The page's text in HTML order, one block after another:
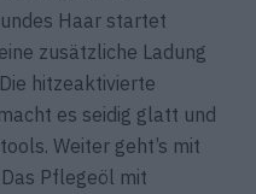
Haar startet
zusätzliche Ladung
hitzeaktivierte
es seidig glatt und
Weiter geht’s mit
Pflegeöl mit